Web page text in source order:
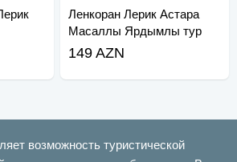
Ленкоран Лерик Астара
Масаллы Ярдымлы тур
149 AZN
возможность туристической